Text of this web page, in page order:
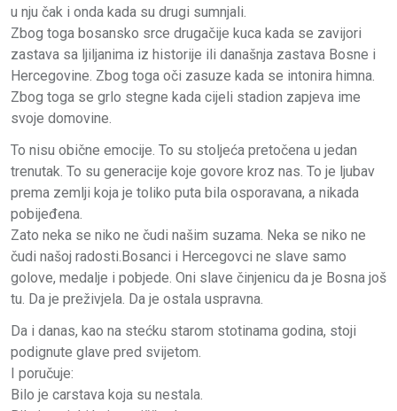
u nju čak i onda kada su drugi sumnjali.
Zbog toga bosansko srce drugačije kuca kada se zavijori
zastava sa ljiljanima iz historije ili današnja zastava Bosne i
Hercegovine. Zbog toga oči zasuze kada se intonira himna.
Zbog toga se grlo stegne kada cijeli stadion zapjeva ime
svoje domovine.
To nisu obične emocije. To su stoljeća pretočena u jedan
trenutak. To su generacije koje govore kroz nas. To je ljubav
prema zemlji koja je toliko puta bila osporavana, a nikada
pobijeđena.
Zato neka se niko ne čudi našim suzama. Neka se niko ne
čudi našoj radosti.Bosanci i Hercegovci ne slave samo
golove, medalje i pobjede. Oni slave činjenicu da je Bosna još
tu. Da je preživjela. Da je ostala uspravna.
Da i danas, kao na stećku starom stotinama godina, stoji
podignute glave pred svijetom.
I poručuje:
Bilo je carstava koja su nestala.